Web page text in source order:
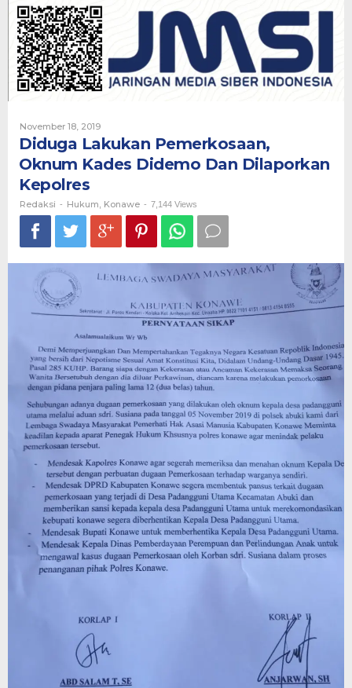
Kades
Dan
Dilaporkan
Kepolres
November 18, 2019Oleh
Redaksi
Diduga Lakukan Pemerkosaan,
Oknum Kades Didemo Dan Dilaporkan
Kepolres
Redaksi - Hukum Konawe - 7,144 Views